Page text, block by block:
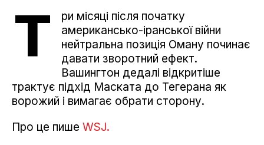
Т
ри місяці після початку
американсько-іранської війни
нейтральна позиція Оману починає
давати зворотний ефект.
Вашингтон дедалі відкритіше
трактує підхід Маската до Тегерана як
ворожий і вимагає обрати сторону.
Про це пише WSJ.